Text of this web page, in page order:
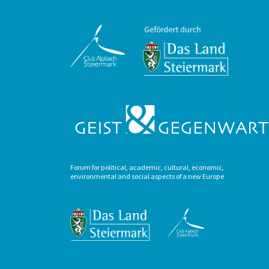
Forum for political, academic, cultural, economic,
environmental and social aspects of a new Europe